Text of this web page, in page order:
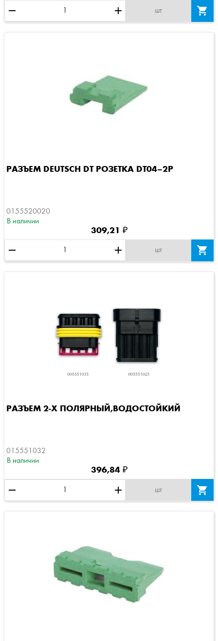
remove add шт 
РАЗЪЕМ DEUTSCH DT РОЗЕТКА DT04–2P
0155520020
В наличии
309,21 ₽
remove add шт 
РАЗЪЕМ 2-Х ПОЛЯРНЫЙ,ВОДОСТОЙКИЙ
015551032
В наличии
396,84 ₽
remove add шт 